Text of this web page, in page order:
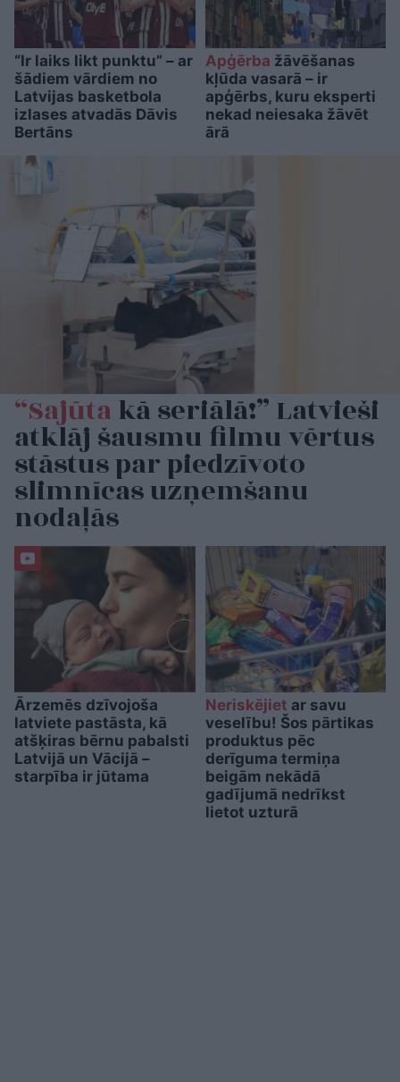
“Ir laiks likt punktu” – ar
šādiem vārdiem no
Latvijas basketbola
izlases atvadās Dāvis
Bertāns
Apģērba žāvēšanas
kļūda vasarā – ir
apģērbs, kuru eksperti
nekad neiesaka žāvēt
ārā
“Sajūtakā seriālā!” Latvieši
atklāj šausmu filmu vērtus
stāstus par piedzīvoto
slimnīcas uzņemšanu
nodaļās
Ārzemēs dzīvojoša
latviete pastāsta, kā
atšķiras bērnu pabalsti
Latvijā un Vācijā –
starpība ir jūtama
Neriskējiet ar savu
veselību! Šos pārtikas
produktus pēc
derīguma termiņa
beigām nekādā
gadījumā nedrīkst
lietot uzturā